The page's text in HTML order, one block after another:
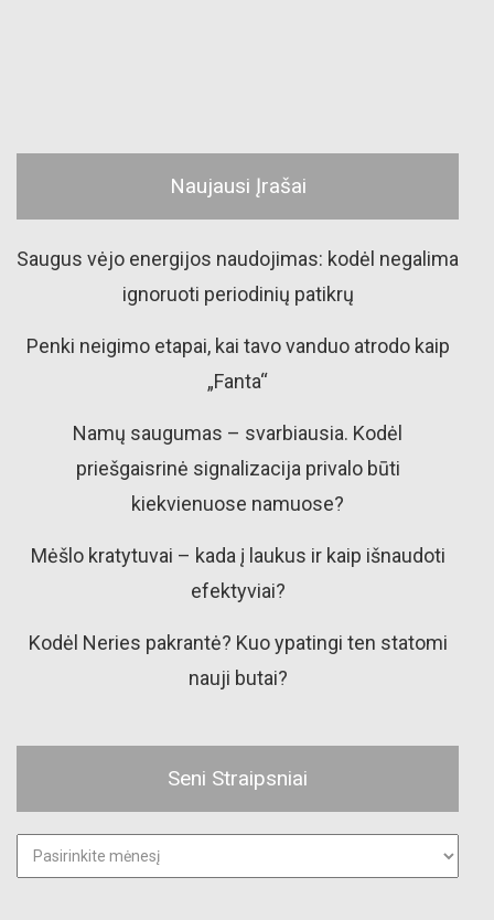
Naujausi Įrašai
Saugus vėjo energijos naudojimas: kodėl negalima
ignoruoti periodinių patikrų
Penki neigimo etapai, kai tavo vanduo atrodo kaip
„Fanta“
Namų saugumas – svarbiausia. Kodėl
priešgaisrinė signalizacija privalo būti
kiekvienuose namuose?
Mėšlo kratytuvai – kada į laukus ir kaip išnaudoti
efektyviai?
Kodėl Neries pakrantė? Kuo ypatingi ten statomi
nauji butai?
Seni Straipsniai
Seni